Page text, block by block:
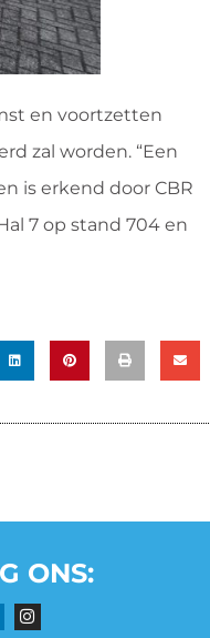
en voortzetten
zal worden. “Een
is erkend door CBR
7 op stand 704 en
ONS: